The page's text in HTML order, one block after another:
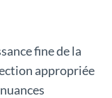
fine de la
appropriée